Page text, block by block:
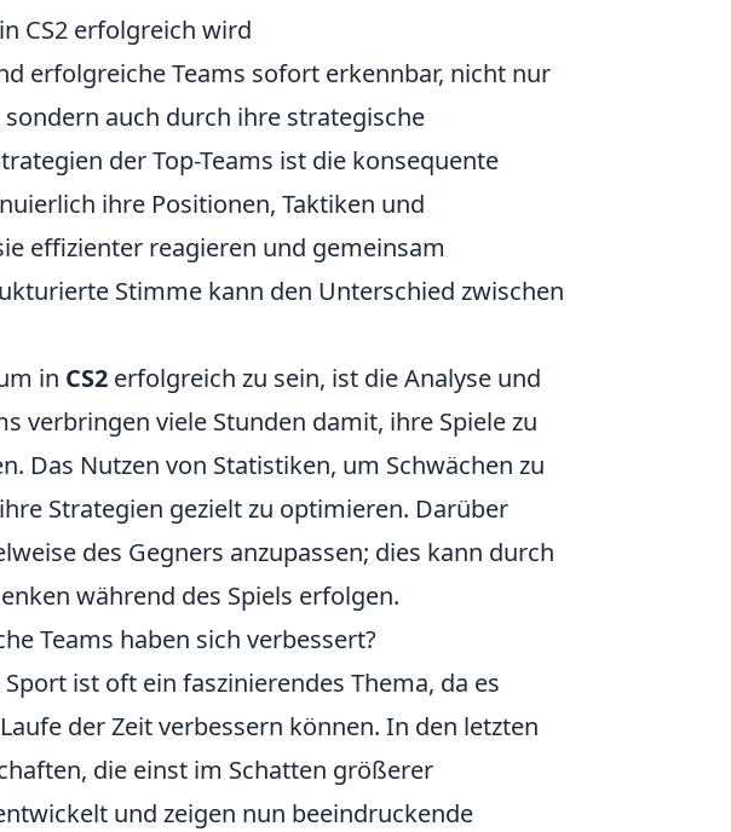
CS2 erfolgreich wird
erfolgreiche Teams sofort erkennbar, nicht nur
auch durch ihre strategische
der Top-Teams ist die konsequente
ihre Positionen, Taktiken und
effizienter reagieren und gemeinsam
Stimme kann den Unterschied zwischen
in CS2 erfolgreich zu sein, ist die Analyse und
verbringen viele Stunden damit, ihre Spiele zu
Das Nutzen von Statistiken, um Schwächen zu
Strategien gezielt zu optimieren. Darüber
des Gegners anzupassen; dies kann durch
während des Spiels erfolgen.
Teams haben sich verbessert?
ist oft ein faszinierendes Thema, da es
der Zeit verbessern können. In den letzten
die einst im Schatten größerer
und zeigen nun beeindruckende